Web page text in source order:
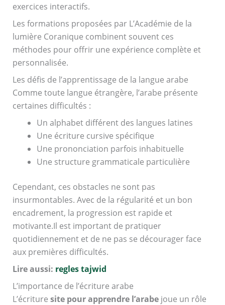
exercices interactifs.
Les formations proposées par L’Académie de la
lumière Coranique combinent souvent ces
méthodes pour offrir une expérience complète et
personnalisée.
Les défis de l’apprentissage de la langue arabe
Comme toute langue étrangère, l’arabe présente
certaines difficultés :
Un alphabet différent des langues latines
Une écriture cursive spécifique
Une prononciation parfois inhabituelle
Une structure grammaticale particulière
Cependant, ces obstacles ne sont pas
insurmontables. Avec de la régularité et un bon
encadrement, la progression est rapide et
motivante.Il est important de pratiquer
quotidiennement et de ne pas se décourager face
aux premières difficultés.
Lire aussi: regles tajwid
L’importance de l’écriture arabe
L’écriture site pour apprendre l’arabe joue un rôle